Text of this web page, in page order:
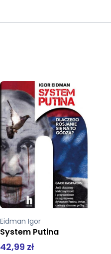
Dziewczyńskie sprawy
49,99 zł